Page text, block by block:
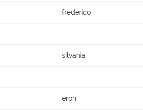
frederico
silvania
eron